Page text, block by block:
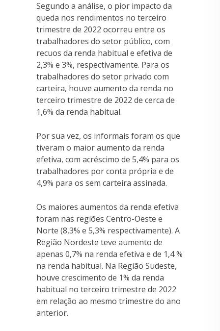
Segundo a análise, o pior impacto da
queda nos rendimentos no terceiro
trimestre de 2022 ocorreu entre os
trabalhadores do setor público, com
recuos da renda habitual e efetiva de
2,3% e 3%, respectivamente. Para os
trabalhadores do setor privado com
carteira, houve aumento da renda no
terceiro trimestre de 2022 de cerca de
1,6% da renda habitual.
Por sua vez, os informais foram os que
tiveram o maior aumento da renda
efetiva, com acréscimo de 5,4% para os
trabalhadores por conta própria e de
4,9% para os sem carteira assinada.
Os maiores aumentos da renda efetiva
foram nas regiões Centro-Oeste e
Norte (8,3% e 5,3% respectivamente). A
Região Nordeste teve aumento de
apenas 0,7% na renda efetiva e de 1,4 %
na renda habitual. Na Região Sudeste,
houve crescimento de 1% da renda
habitual no terceiro trimestre de 2022
em relação ao mesmo trimestre do ano
anterior.